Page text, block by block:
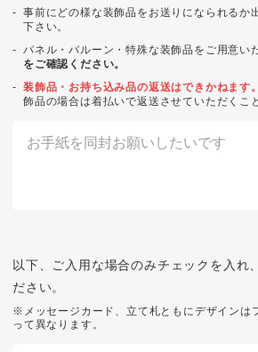
事前にどの様な装飾品をお送りになられるか
下さい。
パネル・バルーン・特殊な装飾品をご用意い
をご確認ください。
装飾品・お持ち込み品の返送はできかねます。
飾品の場合は着払いで返送させていただくこ
以下、ご入用な場合のみチェックを入れ
ださい。
※メッセージカード、立て札ともにデザインは
って異なります。